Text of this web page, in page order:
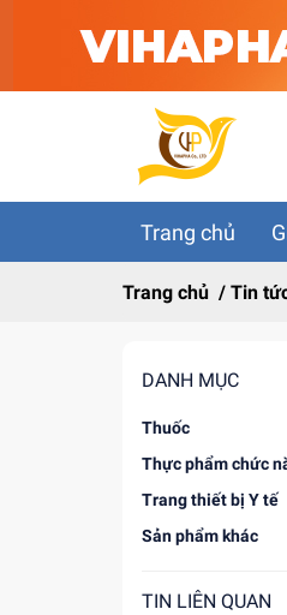
Trang chủ
Trang chủ / Tin
DANH MỤC
Thuốc
Thực phẩm chức
Trang thiết bị Y tế
Sản phẩm khác
TIN LIÊN QUAN